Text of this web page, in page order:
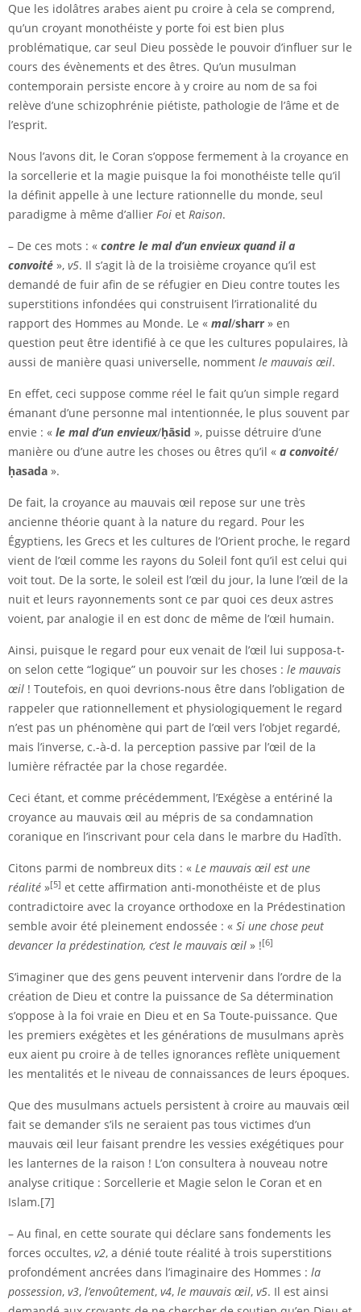
Que les idolâtres arabes aient pu croire à cela se comprend,
qu’un croyant monothéiste y porte foi est bien plus
problématique, car seul Dieu possède le pouvoir d’influer sur le
cours des évènements et des êtres. Qu’un musulman
contemporain persiste encore à y croire au nom de sa foi
relève d’une schizophrénie piétiste, pathologie de l’âme et de
l’esprit.
Nous l’avons dit, le Coran s’oppose fermement à la croyance en
la sorcellerie et la magie puisque la foi monothéiste telle qu’il
la définit appelle à une lecture rationnelle du monde, seul
paradigme à même d’allier Foi et Raison.
– De ces mots : « contre le mal d’un envieux quand il a
convoité », v5. Il s’agit là de la troisième croyance qu’il est
demandé de fuir afin de se réfugier en Dieu contre toutes les
superstitions infondées qui construisent l’irrationalité du
rapport des Hommes au Monde. Le « mal/sharr » en
question peut être identifié à ce que les cultures populaires, là
aussi de manière quasi universelle, nomment le mauvais œil.
En effet, ceci suppose comme réel le fait qu’un simple regard
émanant d’une personne mal intentionnée, le plus souvent par
envie : « le mal d’un envieux/ḥāsid », puisse détruire d’une
manière ou d’une autre les choses ou êtres qu’il « a convoité/
ḥasada ».
De fait, la croyance au mauvais œil repose sur une très
ancienne théorie quant à la nature du regard. Pour les
Égyptiens, les Grecs et les cultures de l’Orient proche, le regard
vient de l’œil comme les rayons du Soleil font qu’il est celui qui
voit tout. De la sorte, le soleil est l’œil du jour, la lune l’œil de la
nuit et leurs rayonnements sont ce par quoi ces deux astres
voient, par analogie il en est donc de même de l’œil humain.
Ainsi, puisque le regard pour eux venait de l’œil lui supposa-t-
on selon cette “logique” un pouvoir sur les choses : le mauvais
œil ! Toutefois, en quoi devrions-nous être dans l’obligation de
rappeler que rationnellement et physiologiquement le regard
n’est pas un phénomène qui part de l’œil vers l’objet regardé,
mais l’inverse, c.-à-d. la perception passive par l’œil de la
lumière réfractée par la chose regardée.
Ceci étant, et comme précédemment, l’Exégèse a entériné la
croyance au mauvais œil au mépris de sa condamnation
coranique en l’inscrivant pour cela dans le marbre du Hadîth.
Citons parmi de nombreux dits : « Le mauvais œil est une
réalité »[5] et cette affirmation anti-monothéiste et de plus
contradictoire avec la croyance orthodoxe en la Prédestination
semble avoir été pleinement endossée : « Si une chose peut
devancer la prédestination, c’est le mauvais œil » ![6]
S’imaginer que des gens peuvent intervenir dans l’ordre de la
création de Dieu et contre la puissance de Sa détermination
s’oppose à la foi vraie en Dieu et en Sa Toute-puissance. Que
les premiers exégètes et les générations de musulmans après
eux aient pu croire à de telles ignorances reflète uniquement
les mentalités et le niveau de connaissances de leurs époques.
Que des musulmans actuels persistent à croire au mauvais œil
fait se demander s’ils ne seraient pas tous victimes d’un
mauvais œil leur faisant prendre les vessies exégétiques pour
les lanternes de la raison ! L’on consultera à nouveau notre
analyse critique : Sorcellerie et Magie selon le Coran et en
Islam.[7]
– Au final, en cette sourate qui déclare sans fondements les
forces occultes, v2, a dénié toute réalité à trois superstitions
profondément ancrées dans l’imaginaire des Hommes : la
possession, v3, l’envoûtement, v4, le mauvais œil, v5. Il est ainsi